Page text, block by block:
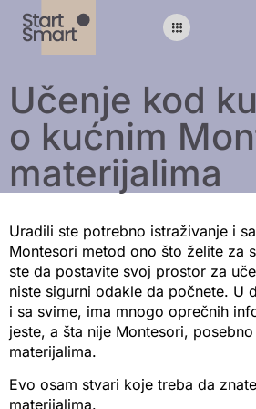
Učenje kod
o kućnim
materijalima
Uradili ste potrebno istraživanje i
Montesori metod ono što želite za
ste da postavite svoj prostor za
niste sigurni odakle da počnete. U
i sa svime, ima mnogo oprečnih
jeste, a šta nije Montesori,
materijalima.
Evo osam stvari koje treba da
materijalima.